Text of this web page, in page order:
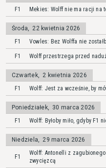
F1
Mekies: Wolff nie ma racji na
Środa, 22 kwietnia 2026
F1
Vowles: Bez Wolffa nie
F1 Wolff przestrzega przed
Czwartek, 2 kwietnia 2026
F1
Wolff: Jest za wcześnie, by
Poniedziałek, 30 marca 2026
F1
Wolff: Byłoby miło, gdyby F1
Niedziela, 29 marca 2026
F1
Wolff: Antonelli z
zwycięzcą